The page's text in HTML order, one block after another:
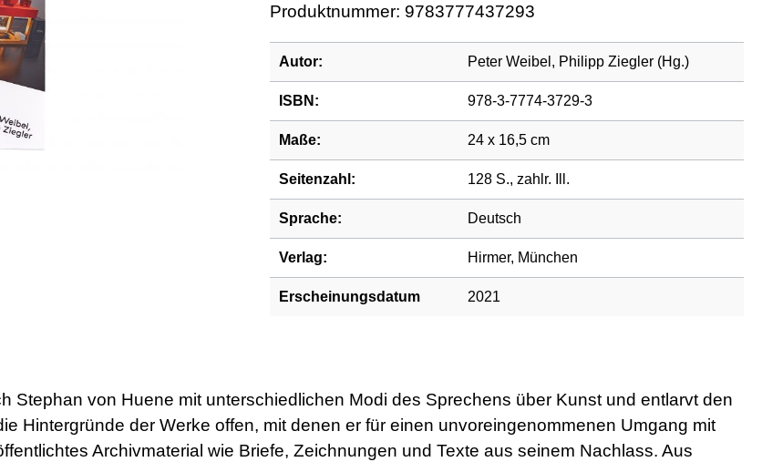
Produktnummer: 9783777437293
Autor: Peter Weibel, Philipp Ziegler (Hg.)
ISBN: 978-3-7774-3729-3
Maße: 24 x 16,5 cm
Seitenzahl: 128 S., zahlr. Ill.
Sprache: Deutsch
Verlag: Hirmer, München
Erscheinungsdatum 2021
Stephan von Huene mit unterschiedlichen Modi des Sprechens über Kunst und entlarvt den
Hintergründe der Werke offen, mit denen er für einen unvoreingenommenen Umgang mit
Archivmaterial wie Briefe, Zeichnungen und Texte aus seinem Nachlass. Aus